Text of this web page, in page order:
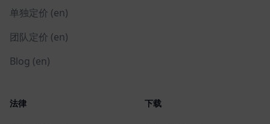
单独定价 (en)
团队定价 (en)
Blog (en)
法律 下载